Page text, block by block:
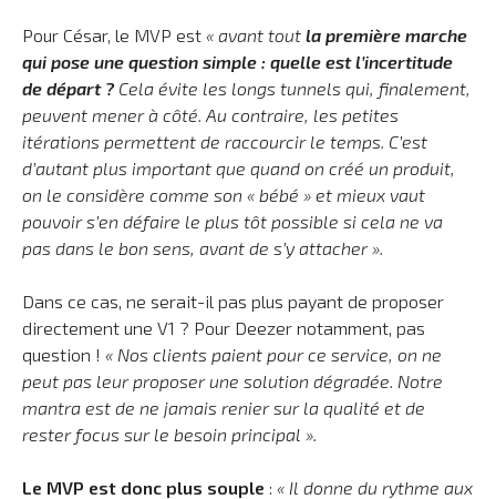
Pour César, le MVP est « avant tout la première marche
qui pose une question simple : quelle est l’incertitude
de départ ? Cela évite les longs tunnels qui, finalement,
peuvent mener à côté. Au contraire, les petites
itérations permettent de raccourcir le temps. C’est
d’autant plus important que quand on créé un produit,
on le considère comme son « bébé » et mieux vaut
pouvoir s’en défaire le plus tôt possible si cela ne va
pas dans le bon sens, avant de s’y attacher ».
Dans ce cas, ne serait-il pas plus payant de proposer
directement une V1 ? Pour Deezer notamment, pas
question ! « Nos clients paient pour ce service, on ne
peut pas leur proposer une solution dégradée. Notre
mantra est de ne jamais renier sur la qualité et de
rester focus sur le besoin principal ».
Le MVP est donc plus souple : « Il donne du rythme aux